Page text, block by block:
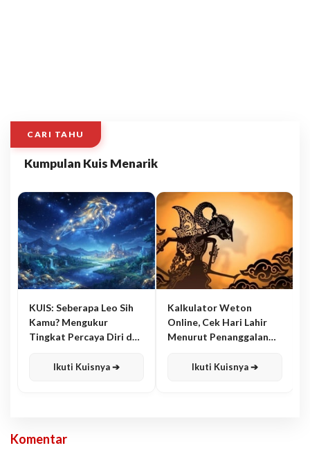
CARI TAHU
Kumpulan Kuis Menarik
KUIS: Seberapa Leo Sih
Kamu? Mengukur
Tingkat Percaya Diri dan
Ikuti Kuisnya ➔
Kalkulator Weton
Online, Cek Hari Lahir
Menurut Penanggalan
Ikuti Kuisnya ➔
Komentar